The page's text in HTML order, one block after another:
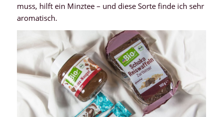
muss, hilft ein Minztee – und diese Sorte finde ich sehr
aromatisch.